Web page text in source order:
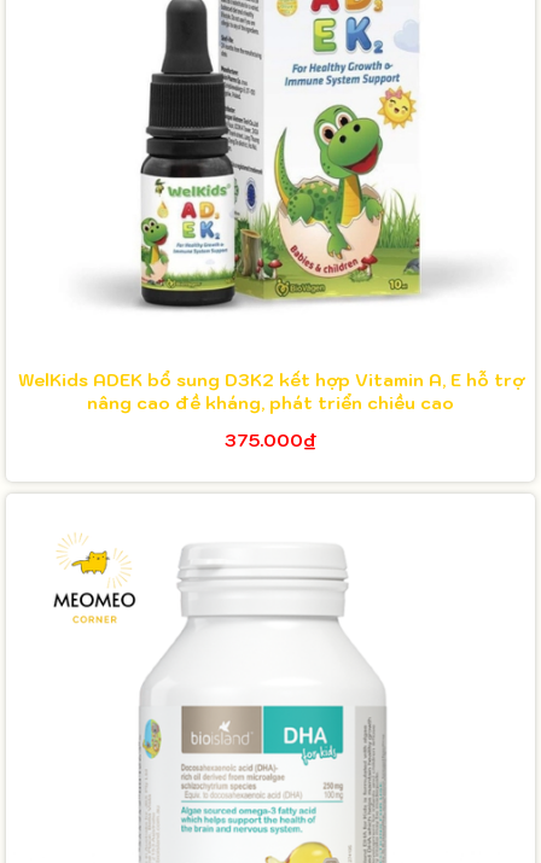
WelKids ADEK bổ sung D3K2 kết hợp Vitamin A, E hỗ trợ
nâng cao đề kháng, phát triển chiều cao
375.000₫